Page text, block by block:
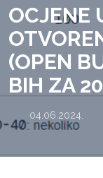
OCJENE
(OPEN
BIH ZA
04.06.2024.